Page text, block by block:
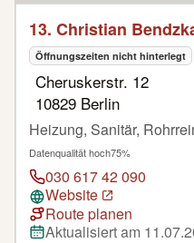
13. Christian
Öffnungszeiten nicht hinterlegt
Cheruskerstr. 12
10829 Berlin
Heizung, Sanitär,
Datenqualität hoch75%
030 617 42 090
Website
Route planen
Aktualisiert am